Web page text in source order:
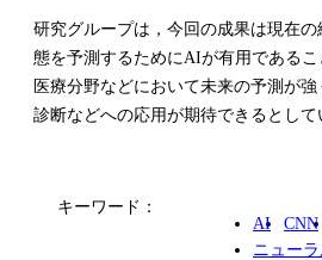
研究グループは，今回の成果は現在
態を予測するためにAIが有用である
医療分野などにおいて未来の予測が
診断などへの応用が期待できるとして
キーワード：
AI
CNN
ニュー